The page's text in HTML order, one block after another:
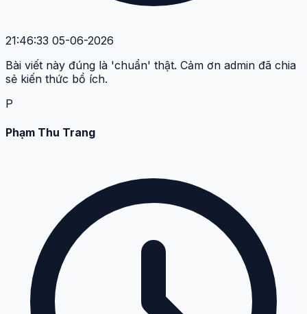
21:46:33 05-06-2026
Bài viết này đúng là 'chuẩn' thật. Cảm ơn admin đã chia
sẻ kiến thức bổ ích.
P
Phạm Thu Trang